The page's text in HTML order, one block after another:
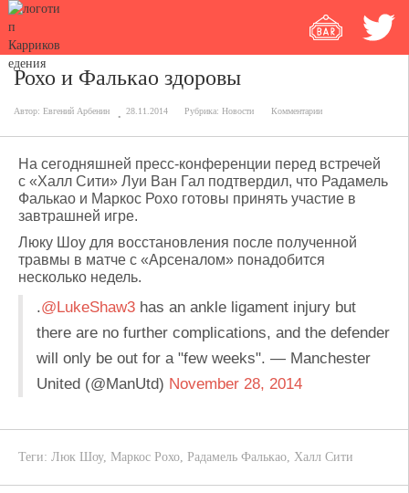
Рохо и Фалькао здоровы
Автор: Евгений Арбенин 28.11.2014 Рубрика: Новости Комментарии
На сегодняшней пресс-конференции перед встречей
с «Халл Сити» Луи Ван Гал подтвердил, что Радамель
Фалькао и Маркос Рохо готовы принять участие в
завтрашней игре.
Люку Шоу для восстановления после полученной
травмы в матче с «Арсеналом» понадобится
несколько недель.
.@LukeShaw3 has an ankle ligament injury but
there are no further complications, and the defender
will only be out for a "few weeks". — Manchester
United (@ManUtd) November 28, 2014
Теги: Люк Шоу, Маркос Рохо, Радамель Фалькао, Халл Сити